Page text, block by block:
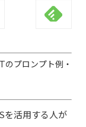
プロンプト例・
を活用する人が